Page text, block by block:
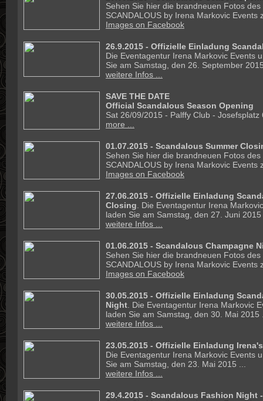
Sehen Sie hier die brandneuen Fotos
SCANDALOUS by Irena Markovic Events
Images on Facebook
26.9.2015 - Offizielle Einladung
Die Eventagentur Irena Markovic Events
Sie am Samstag, den 26. September
weitere Infos ...
SAVE THE DATE
Official Scandalous Season Opening
Sat 26/09/2015 - Palffy Club - Josefsplatz
more ...
01.07.2015 - Scandalous Summer
Sehen Sie hier die brandneuen Fotos
SCANDALOUS by Irena Markovic Events
Images on Facebook
27.06.2015 - Offizielle Einladung
Closing . Die Eventagentur Irena
laden Sie am Samstag, den 27. Juni 2015
weitere Infos ...
01.06.2015 - Scandalous Champagne
Sehen Sie hier die brandneuen Fotos
SCANDALOUS by Irena Markovic Events
Images on Facebook
30.05.2015 - Offizielle Einladung
Night . Die Eventagentur Irena Markovic
laden Sie am Samstag, den 30. Mai 2015
weitere Infos ...
23.05.2015 - Offizielle Einladung
Die Eventagentur Irena Markovic Events
Sie am Samstag, den 23. Mai 2015 ...
weitere Infos ...
29.4.2015 - Scandalous Fashion Night